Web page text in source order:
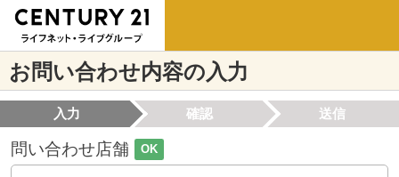
お問い合わせ内容の入力
入力 確認 送信
問い合わせ店舗 OK